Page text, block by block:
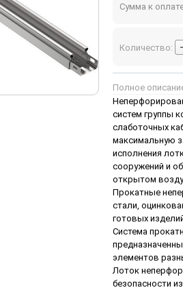
Сумма к
Количество: -
Полное
систем группы
слаботочных
максимальную
исполнения
сооружений и
открытом
Прокатные
стали,
готовых
Система
элементов
Лоток
безопасности